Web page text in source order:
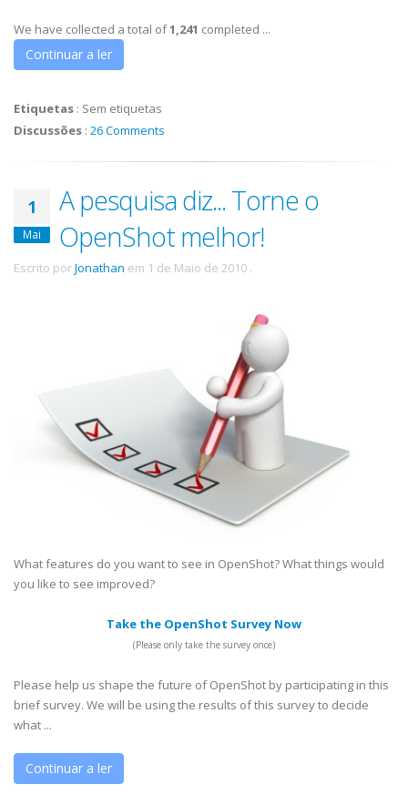
We have collected a total of1,241 completed ...
Continuar a ler
Etiquetas : Sem etiquetas
Discussões : 26 Comments
1
Mai
A pesquisa diz... Torne o
OpenShot melhor!
Escrito porJonathan em 1 de Maio de 2010 .
What features do you want to see in OpenShot? What things would
you like to see improved?
Take the OpenShot Survey Now
(Please only take the survey once)
Please help us shape the future of OpenShot by participating in this
brief survey. We will be using the results of this survey to decide
what ...
Continuar a ler